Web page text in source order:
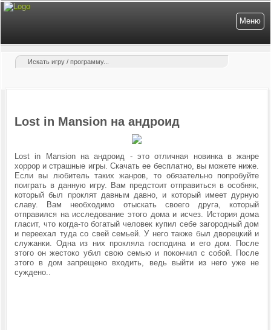
Меню
Lost in Mansion на андроид
Lost in Mansion на андроид - это отличная новинка в жанре
хоррор и страшные игры. Скачать ее бесплатно, вы можете ниже.
Если вы любитель таких жанров, то обязательно попробуйте
поиграть в данную игру. Вам предстоит отправиться в особняк,
который был проклят давным давно, и который имеет дурную
славу. Вам необходимо отыскать своего друга, который
отправился на исследование этого дома и исчез. История дома
гласит, что когда-то богатый человек купил себе загородный дом
и переехал туда со свей семьей. У него также был дворецкий и
служанки. Одна из них прокляла господина и его дом. После
этого он жестоко убил свою семью и покончил с собой. После
этого в дом запрещено входить, ведь выйти из него уже не
суждено..